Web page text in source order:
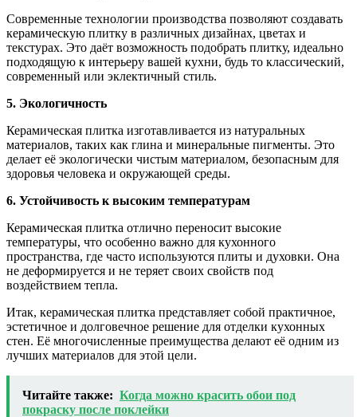
Современные технологии производства позволяют создавать
керамическую плитку в различных дизайнах, цветах и
текстурах. Это даёт возможность подобрать плитку, идеально
подходящую к интерьеру вашей кухни, будь то классический,
современный или эклектичный стиль.
5. Экологичность
Керамическая плитка изготавливается из натуральных
материалов, таких как глина и минеральные пигменты. Это
делает её экологически чистым материалом, безопасным для
здоровья человека и окружающей среды.
6. Устойчивость к высоким температурам
Керамическая плитка отлично переносит высокие
температуры, что особенно важно для кухонного
пространства, где часто используются плиты и духовки. Она
не деформируется и не теряет своих свойств под
воздействием тепла.
Итак, керамическая плитка представляет собой практичное,
эстетичное и долговечное решение для отделки кухонных
стен. Её многочисленные преимущества делают её одним из
лучших материалов для этой цели.
Читайте также: Когда можно красить обои под
покраску после поклейки